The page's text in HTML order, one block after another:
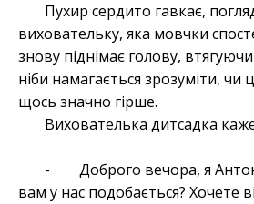
Пухир сердито гавкає,
виховательку, яка мовчки
знову піднімає голову,
ніби намагається зрозуміти, чи
щось значно гірше.
Вихователька дитсадка
- Доброго вечора, я
вам у нас подобається? Хочете